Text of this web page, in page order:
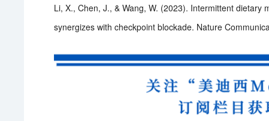
Li, X., Chen, J., & Wang, W. (2023). Intermittent
synergizes with checkpoint blockade. Nature